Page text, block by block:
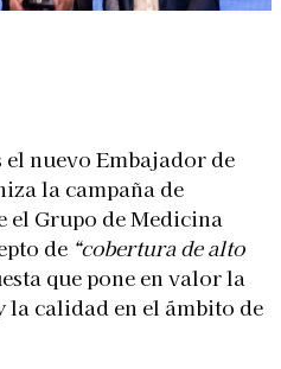
nuevo Embajador de
la campaña de
el Grupo de Medicina
de “cobertura de alto
que pone en valor la
calidad en el ámbito de